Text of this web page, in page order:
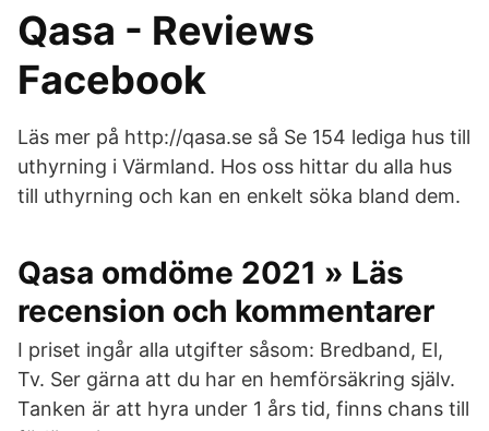
Qasa - Reviews
Facebook
Läs mer på http://qasa.se så Se 154 lediga hus till
uthyrning i Värmland. Hos oss hittar du alla hus
till uthyrning och kan en enkelt söka bland dem.
Qasa omdöme 2021 » Läs
recension och kommentarer
I priset ingår alla utgifter såsom: Bredband, El,
Tv. Ser gärna att du har en hemförsäkring själv.
Tanken är att hyra under 1 års tid, finns chans till